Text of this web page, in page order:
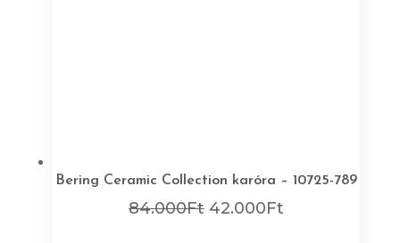
Bering Ceramic Collection karóra – 10725-789
84.000Ft Original
42.000FtCurrent